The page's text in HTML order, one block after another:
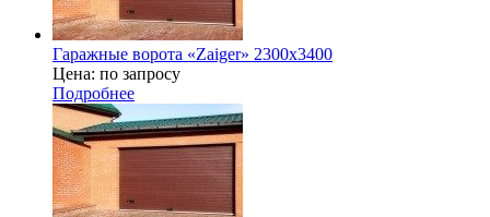
Гаражные ворота «Zaiger» 2300х3400
Цена: по запросу
Подробнее